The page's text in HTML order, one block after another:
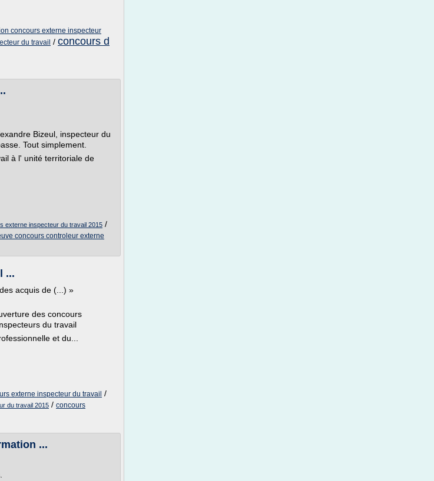
concours externe inspecteur
du travail / concours d
Bizeul, inspecteur du
Tout simplement.
à l' unité territoriale de
externe inspecteur du travail 2015 /
concours controleur externe
...
acquis de (...) »
des concours
du travail
et du...
externe inspecteur du travail /
du travail 2015 / concours
...